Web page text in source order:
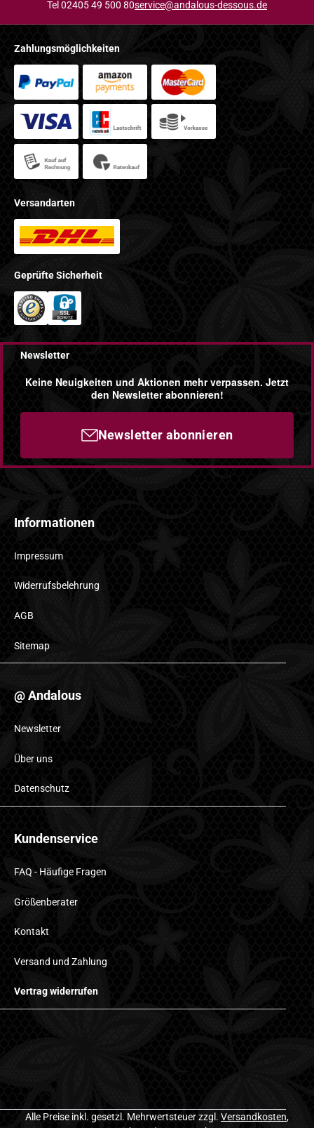
Tel 02405 49 500 80service@andalous-dessous.de
Zahlungsmöglichkeiten
Versandarten
Geprüfte Sicherheit
Newsletter
Keine Neuigkeiten und Aktionen mehr verpassen. Jetzt
den Newsletter abonnieren!
Newsletter abonnieren
Informationen
Impressum
Widerrufsbelehrung
AGB
Sitemap
@ Andalous
Newsletter
Über uns
Datenschutz
Kundenservice
FAQ - Häufige Fragen
Größenberater
Kontakt
Versand und Zahlung
Vertrag widerrufen
Alle Preise inkl. gesetzl. Mehrwertsteuer zzgl. Versandkosten,